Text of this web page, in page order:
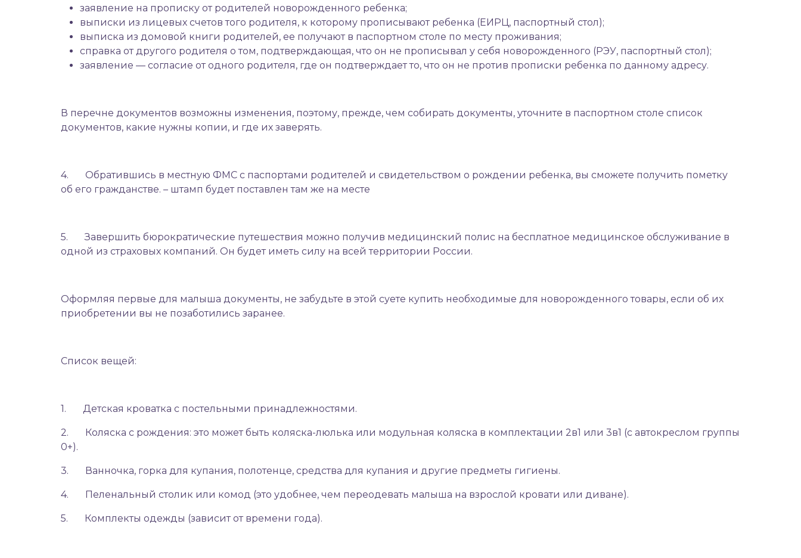
заявление на прописку от родителей новорожденного ребенка;
выписки из лицевых счетов того родителя, к которому прописывают ребенка (ЕИРЦ, паспортный стол);
выписка из домовой книги родителей, ее получают в паспортном столе по месту проживания;
справка от другого родителя о том, подтверждающая, что он не прописывал у себя новорожденного (РЭУ, паспортный стол);
заявление — согласие от одного родителя, где он подтверждает то, что он не против прописки ребенка по данному адресу.
В перечне документов возможны изменения, поэтому, прежде, чем собирать документы, уточните в паспортном столе список
документов, какие нужны копии, и где их заверять.
4. Обратившись в местную ФМС с паспортами родителей и свидетельством о рождении ребенка, вы сможете получить пометку
об его гражданстве. – штамп будет поставлен там же на месте
5. Завершить бюрократические путешествия можно получив медицинский полис на бесплатное медицинское обслуживание в
одной из страховых компаний. Он будет иметь силу на всей территории России.
Оформляя первые для малыша документы, не забудьте в этой суете купить необходимые для новорожденного товары, если об их
приобретении вы не позаботились заранее.
Список вещей:
1. Детская кроватка с постельными принадлежностями.
2. Коляска с рождения: это может быть коляска-люлька или модульная коляска в комплектации 2в1 или 3в1 (с автокреслом группы
0+).
3. Ванночка, горка для купания, полотенце, средства для купания и другие предметы гигиены.
4. Пеленальный столик или комод (это удобнее, чем переодевать малыша на взрослой кровати или диване).
5. Комплекты одежды (зависит от времени года).